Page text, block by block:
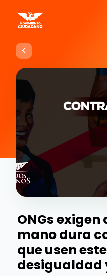
ONGs
mano dura
que usen
desigualdad